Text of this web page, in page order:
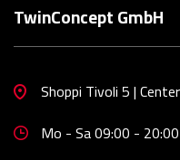
TwinConcept GmbH
Shoppi Tivoli 5 |
Mo - Sa 09:00 - 20:00